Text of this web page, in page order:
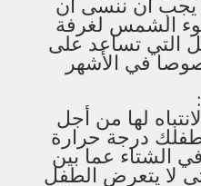
يجب أن ننسى أن
الشمس لغرفة
التي تساعد على
في الأشهر
لها من أجل
درجة حرارة
الشتاء عما بين
حتى لا يتعرض الطفل